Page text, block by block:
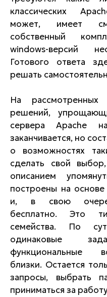
классических
может, имеет
собственный
windows-версий
Готового ответа
решать
На
решений,
сервера Apache
заканчивается, но
о возможностях
сделать свой
описанием
построены на
и, в свою
бесплатно. Это
семейства. По
одинаковые
функциональные
близки. Остается
запросы, выбрать
приниматься за